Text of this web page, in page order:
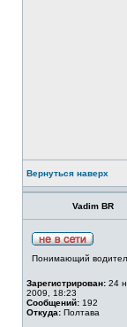
Вернуться наверх
Vadim BR
Понимающий
Зарегистрирован: 24
2009, 18:23
Сообщений: 192
Откуда: Полтава